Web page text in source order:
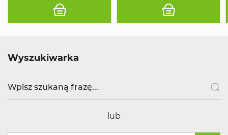
Wyszukiwarka
lub